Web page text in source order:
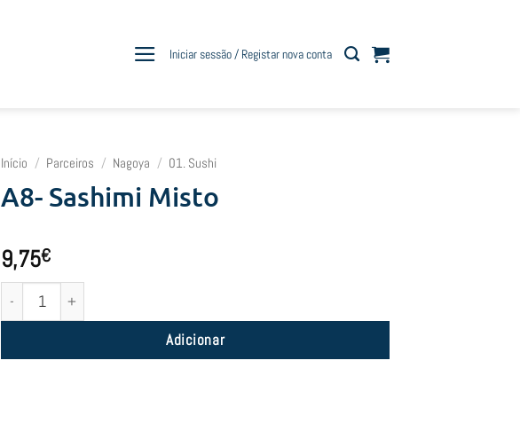
Iniciar sessão / Registar nova conta
Início / Parceiros / Nagoya / 01. Sushi
A8- Sashimi Misto
9,75€
Quantidade de A8- Sashimi Misto
Adicionar